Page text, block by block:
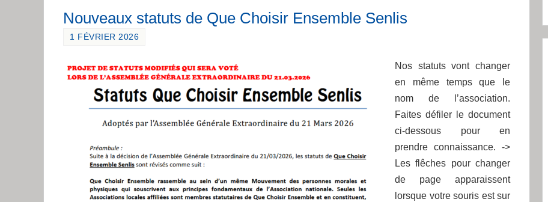
Nouveaux statuts de Que Choisir Ensemble Senlis
1 FÉVRIER 2026
Nos statuts vont changer
en même temps que le
nom de l’association.
Faites défiler le document
ci-dessous pour en
prendre connaissance. ->
Les flêches pour changer
de page apparaissent
lorsque votre souris est sur